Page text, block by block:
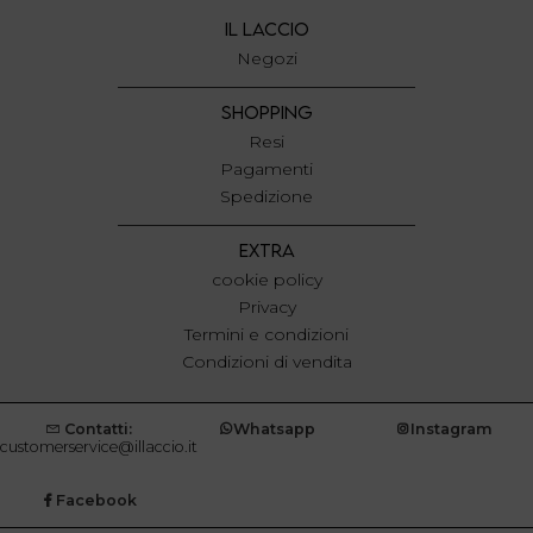
IL LACCIO
Negozi
SHOPPING
Resi
Pagamenti
Spedizione
EXTRA
cookie policy
Privacy
Termini e condizioni
Condizioni di vendita
Contatti:
customerservice@illaccio.it
Whatsapp Instagram
Facebook